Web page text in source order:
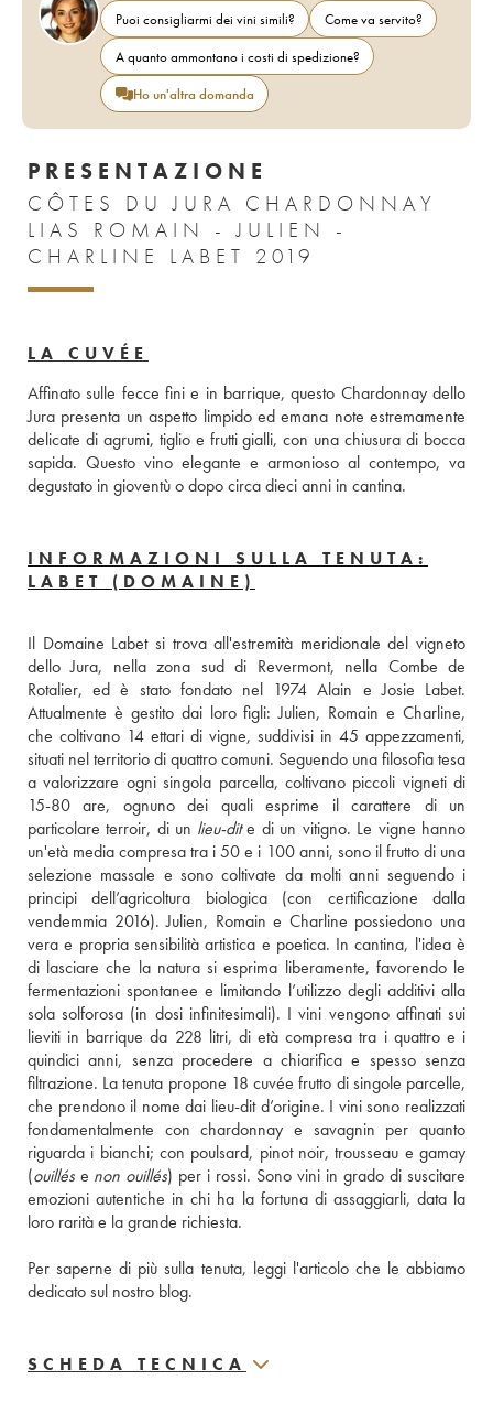
Puoi consigliarmi dei vini simili?
Come va servito?
A quanto ammontano i costi di spedizione?
Ho un'altra domanda
PRESENTAZIONE
CÔTES DU JURA CHARDONNAY
LIAS ROMAIN - JULIEN -
CHARLINE LABET 2019
LA CUVÉE
Affinato sulle fecce fini e in barrique, questo Chardonnay dello
Jura presenta un aspetto limpido ed emana note estremamente
delicate di agrumi, tiglio e frutti gialli, con una chiusura di bocca
sapida. Questo vino elegante e armonioso al contempo, va
degustato in gioventù o dopo circa dieci anni in cantina.
INFORMAZIONI SULLA TENUTA:
LABET (DOMAINE)
Il Domaine Labet si trova all'estremità meridionale del vigneto
dello Jura, nella zona sud di Revermont, nella Combe de
Rotalier, ed è stato fondato nel 1974 Alain e Josie Labet.
Attualmente è gestito dai loro figli: Julien, Romain e Charline,
che coltivano 14 ettari di vigne, suddivisi in 45 appezzamenti,
situati nel territorio di quattro comuni. Seguendo una filosofia tesa
a valorizzare ogni singola parcella, coltivano piccoli vigneti di
15-80 are, ognuno dei quali esprime il carattere di un
particolare terroir, di un lieu-dit e di un vitigno. Le vigne hanno
un'età media compresa tra i 50 e i 100 anni, sono il frutto di una
selezione massale e sono coltivate da molti anni seguendo i
principi dell’agricoltura biologica (con certificazione dalla
vendemmia 2016). Julien, Romain e Charline possiedono una
vera e propria sensibilità artistica e poetica. In cantina, l'idea è
di lasciare che la natura si esprima liberamente, favorendo le
fermentazioni spontanee e limitando l’utilizzo degli additivi alla
sola solforosa (in dosi infinitesimali). I vini vengono affinati sui
lieviti in barrique da 228 litri, di età compresa tra i quattro e i
quindici anni, senza procedere a chiarifica e spesso senza
filtrazione. La tenuta propone 18 cuvée frutto di singole parcelle,
che prendono il nome dai lieu-dit d’origine. I vini sono realizzati
fondamentalmente con chardonnay e savagnin per quanto
riguarda i bianchi; con poulsard, pinot noir, trousseau e gamay
(ouillés e non ouillés) per i rossi. Sono vini in grado di suscitare
emozioni autentiche in chi ha la fortuna di assaggiarli, data la
loro rarità e la grande richiesta.
Per saperne di più sulla tenuta, leggi l'articolo che le abbiamo
dedicato sul nostro blog.
SCHEDA TECNICA